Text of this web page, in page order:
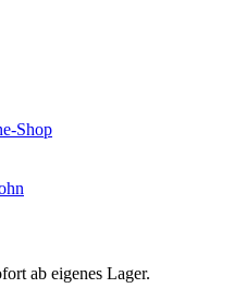
Shop
ab eigenes Lager.